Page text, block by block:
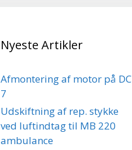
Nyeste Artikler
Afmontering af motor på DC
7
Udskiftning af rep. stykke
ved luftindtag til MB 220
ambulance